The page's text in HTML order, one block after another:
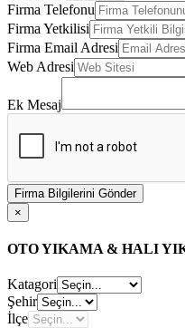
Firma Telefonu
Firma Yetkilisi
Firma Email Adresi
Web Adresi
Ek Mesaj
Firma Bilgilerini Gönder
×
OTO YIKAMA & HALI
Katagori
Şehir
İlçe